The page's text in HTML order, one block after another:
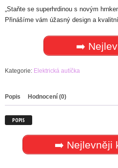
„Staňte se superhrdinou s novým
Přinášíme vám úžasný design a
➡️
Kategorie: Elektrická autíčka
Popis Hodnocení (0)
POPIS
➡️ Nejlevněji